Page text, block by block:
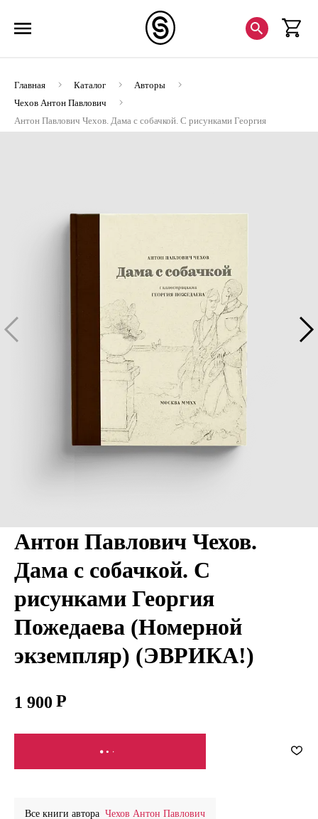
Главная Каталог
Авторы
Чехов Антон Павлович
Антон Павлович Чехов. Дама с собачкой. С рисунками Георгия
Пожедаева (Номерной экземпляр) (ЭВРИКА!)
Антон Павлович Чехов.
Дама с собачкой. С
рисунками Георгия
Пожедаева (Номерной
экземпляр) (ЭВРИКА!)
1 900
СООБЩИТЬ О ПОСТУПЛЕНИИ
Все книги автора Чехов Антон Павлович